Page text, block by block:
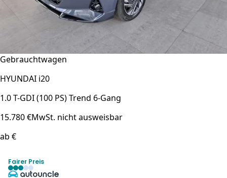
Gebrauchtwagen
HYUNDAI i20
1.0 T-GDI (100 PS) Trend 6-Gang
15.780 €MwSt. nicht ausweisbar
ab €
Fairer Preis